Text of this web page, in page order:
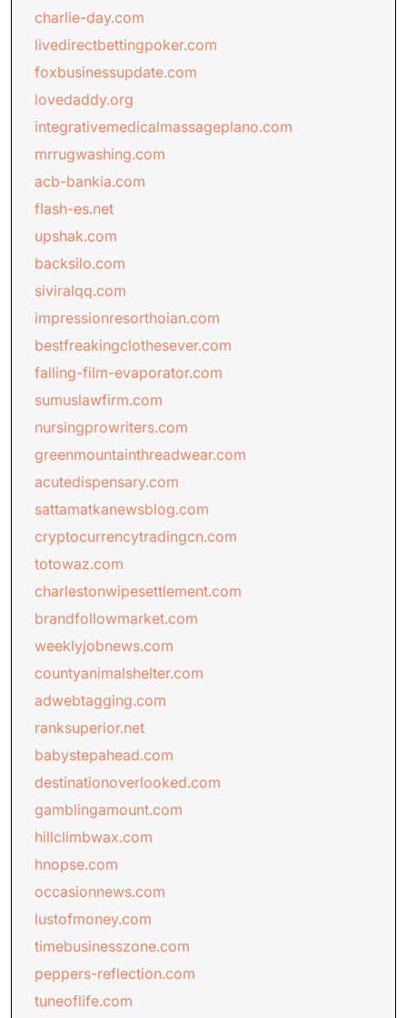
charlie-day.com
livedirectbettingpoker.com
foxbusinessupdate.com
lovedaddy.org
integrativemedicalmassageplano.com
mrrugwashing.com
acb-bankia.com
flash-es.net
upshak.com
backsilo.com
siviralqq.com
impressionresorthoian.com
bestfreakingclothesever.com
falling-film-evaporator.com
sumuslawfirm.com
nursingprowriters.com
greenmountainthreadwear.com
acutedispensary.com
sattamatkanewsblog.com
cryptocurrencytradingcn.com
totowaz.com
charlestonwipesettlement.com
brandfollowmarket.com
weeklyjobnews.com
countyanimalshelter.com
adwebtagging.com
ranksuperior.net
babystepahead.com
destinationoverlooked.com
gamblingamount.com
hillclimbwax.com
hnopse.com
occasionnews.com
lustofmoney.com
timebusinesszone.com
peppers-reflection.com
tuneoflife.com